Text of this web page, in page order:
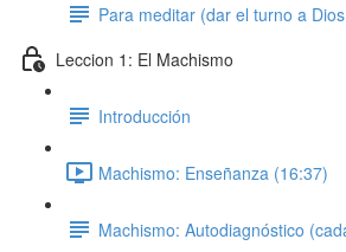
Para meditar (dar el turno a
Leccion 1: El Machismo
Introducción
Machismo: Enseñanza (16:37)
Machismo: Autodiagnóstico